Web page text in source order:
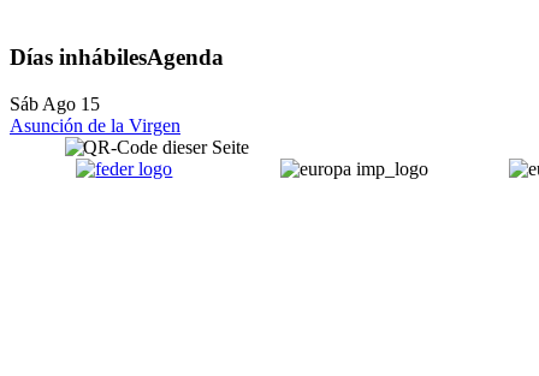
Días inhábilesAgenda
Sáb Ago 15
Asunción de la Virgen